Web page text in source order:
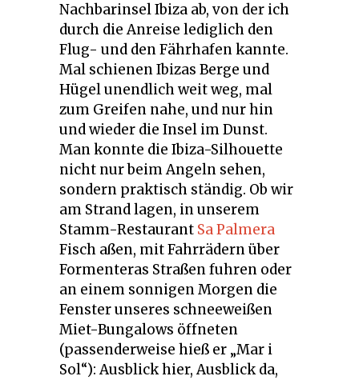
Nachbarinsel Ibiza ab, von der ich
durch die Anreise lediglich den
Flug- und den Fährhafen kannte.
Mal schienen Ibizas Berge und
Hügel unendlich weit weg, mal
zum Greifen nahe, und nur hin
und wieder die Insel im Dunst.
Man konnte die Ibiza-Silhouette
nicht nur beim Angeln sehen,
sondern praktisch ständig. Ob wir
am Strand lagen, in unserem
Stamm-Restaurant Sa Palmera
Fisch aßen, mit Fahrrädern über
Formenteras Straßen fuhren oder
an einem sonnigen Morgen die
Fenster unseres schneeweißen
Miet-Bungalows öffneten
(passenderweise hieß er „Mar i
Sol“): Ausblick hier, Ausblick da,